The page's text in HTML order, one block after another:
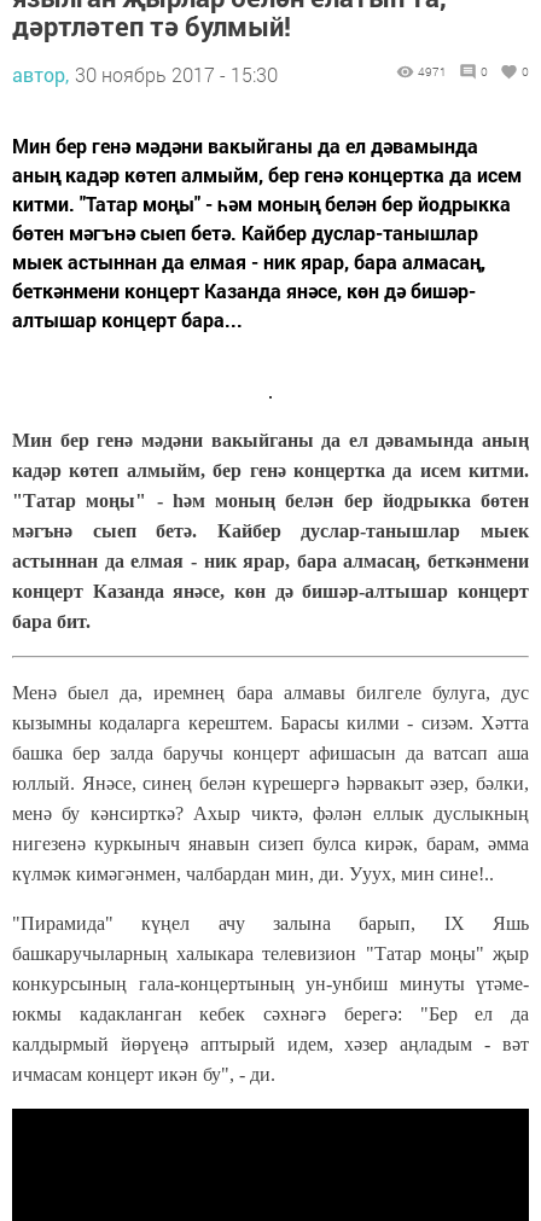
дәртләтеп тә булмый!
автор, 30 ноябрь 2017 - 15:30 4971 0 0
Мин бер генә мәдәни вакыйганы да ел дәвамында
аның кадәр көтеп алмыйм, бер генә концертка да исем
китми. "Татар моңы" - һәм моның белән бер йодрыкка
бөтен мәгънә сыеп бетә. Кайбер дуслар-танышлар
мыек астыннан да елмая - ник ярар, бара алмасаң,
беткәнмени концерт Казанда янәсе, көн дә бишәр-
алтышар концерт бара...
Мин бер генә мәдәни вакыйганы да ел дәвамында аның
кадәр көтеп алмыйм, бер генә концертка да исем китми.
"Татар моңы" - һәм моның белән бер йодрыкка бөтен
мәгънә сыеп бетә. Кайбер дуслар-танышлар мыек
астыннан да елмая - ник ярар, бара алмасаң, беткәнмени
концерт Казанда янәсе, көн дә бишәр-алтышар концерт
бара бит.
Менә быел да, иремнең бара алмавы билгеле булуга, дус
кызымны кодаларга керештем. Барасы килми - сизәм. Хәтта
башка бер залда баручы концерт афишасын да ватсап аша
юллый. Янәсе, синең белән күрешергә һәрвакыт әзер, бәлки,
менә бу кәнсирткә? Ахыр чиктә, фәлән еллык дуслыкның
нигезенә куркыныч янавын сизеп булса кирәк, барам, әмма
күлмәк кимәгәнмен, чалбардан мин, ди. Ууух, мин сине!..
"Пирамида" күңел ачу залына барып, IX Яшь
башкаручыларның халыкара телевизион "Татар моңы" җыр
конкурсының гала-концертының ун-унбиш минуты үтәме-
юкмы кадакланган кебек сәхнәгә берегә: "Бер ел да
калдырмый йөрүеңә аптырый идем, хәзер аңладым - вәт
ичмасам концерт икән бу", - ди.